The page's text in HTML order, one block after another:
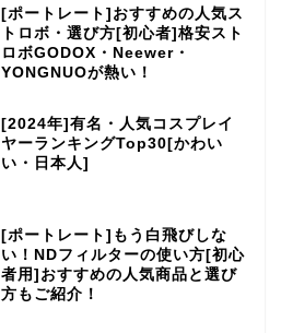
[ポートレート]おすすめの人気ス
トロボ・選び方[初心者]格安スト
ロボGODOX・Neewer・
YONGNUOが熱い！
[2024年]有名・人気コスプレイ
ヤーランキングTop30[かわい
い・日本人]
[ポートレート]もう白飛びしな
い！NDフィルターの使い方[初心
者用]おすすめの人気商品と選び
方もご紹介！